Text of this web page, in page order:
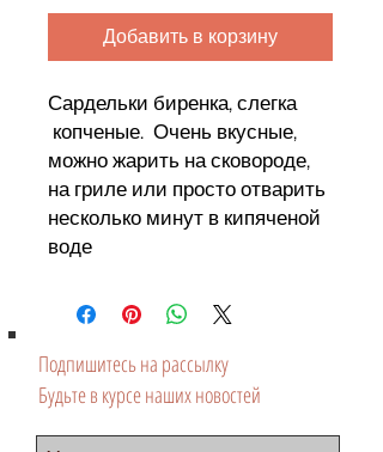
Добавить в корзину
Сардельки биренка, слегка
копченые. Очень вкусные,
можно жарить на сковороде,
на гриле или просто отварить
несколько минут в кипяченой
воде
Подпишитесь на рассылку
Будьте в курсе наших новостей